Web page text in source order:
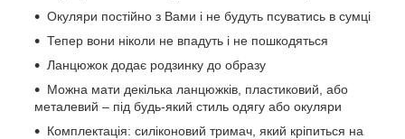
Окуляри постійно з Вами і не будуть псуватись в сумці
Тепер вони ніколи не впадуть і не пошкодяться
Ланцюжок додає родзинку до образу
Можна мати декілька ланцюжків, пластиковий, або
металевий – під будь-який стиль одягу або окуляри
Комплектація: силіконовий тримач, який кріпиться на